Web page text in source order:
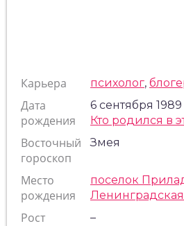
Карьера психолог,
Дата
рождения
6 сентября 1989
Кто родился в
Восточный
гороскоп
Змея
Место
рождения
поселок
Ленинградская
Рост –